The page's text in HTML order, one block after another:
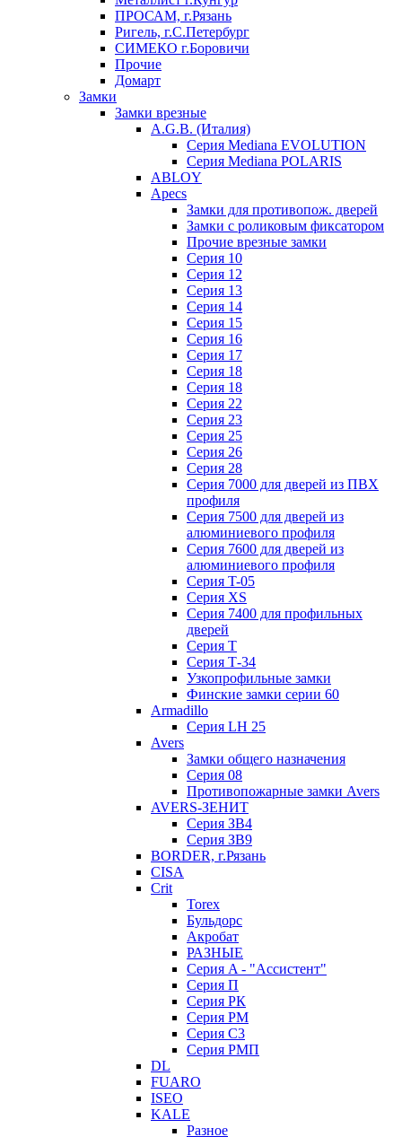
ПРОСАМ, г.Рязань
Ригель, г.С.Петербург
СИМЕКО г.Боровичи
Прочие
Домарт
Замки
Замки врезные
A.G.B. (Италия)
Серия Mediana EVOLUTION
Серия Mediana POLARIS
ABLOY
Apecs
Замки для противопож. дверей
Замки с роликовым фиксатором
Прочие врезные замки
Серия 10
Серия 12
Серия 13
Серия 14
Серия 15
Серия 16
Серия 17
Серия 18
Серия 18
Серия 22
Серия 23
Серия 25
Серия 26
Серия 28
Серия 7000 для дверей из ПВХ
профиля
Серия 7500 для дверей из
алюминиевого профиля
Серия 7600 для дверей из
алюминиевого профиля
Серия T-05
Серия XS
Серия 7400 для профильных
дверей
Серия Т
Серия Т-34
Узкопрофильные замки
Финские замки серии 60
Armadillo
Серия LH 25
Avers
Замки общего назначения
Серия 08
Противопожарные замки Avers
AVERS-ЗЕНИТ
Серия ЗВ4
Серия ЗВ9
BORDER, г.Рязань
CISA
Crit
Torex
Бульдорс
Акробат
РАЗНЫЕ
Серия A - "Ассистент"
Серия П
Серия РК
Серия РМ
Серия С3
Серия РМП
DL
FUARO
ISEO
KALE
Разное